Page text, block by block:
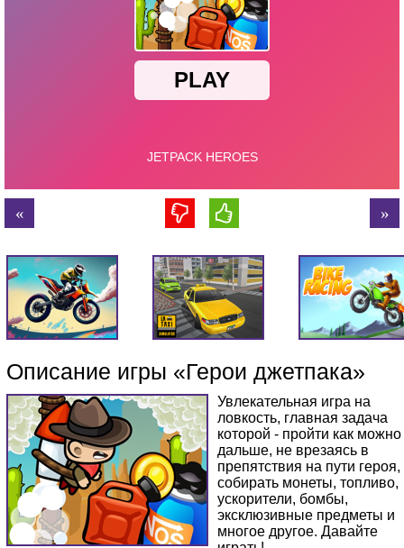
Описание игры «Герои джетпака»
Увлекательная игра на
ловкость, главная задача
которой - пройти как можно
дальше, не врезаясь в
препятствия на пути героя,
собирать монеты, топливо,
ускорители, бомбы,
эксклюзивные предметы и
многое другое. Давайте